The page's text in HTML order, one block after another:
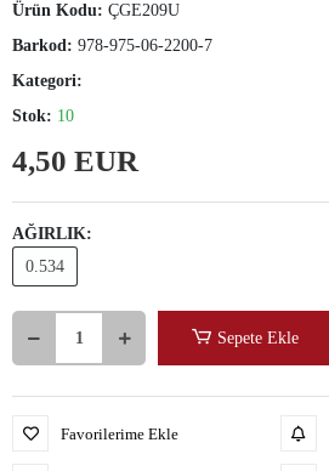
Ürün Kodu: ÇGE209U
Barkod: 978-975-06-2200-7
Kategori:
Stok: 10
4,50 EUR
AĞIRLIK:
0.534
Sepete Ekle
Favorilerime Ekle